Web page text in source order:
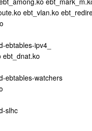
ebt_vlan.ko
ebtables-ipv4_
ebt_dnat.ko
ebtables-watchers
slhc